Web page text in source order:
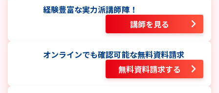
経験豊富な実力派講師陣！
講師を見る
オンラインでも確認可能な無料資料請求
無料資料請求する